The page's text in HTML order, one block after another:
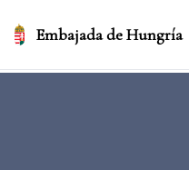
Embajada de Hungría